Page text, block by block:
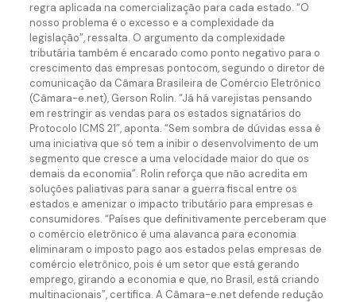
regra aplicada na comercialização para cada estado. “O
nosso problema é o excesso e a complexidade da
legislação”, ressalta. O argumento da complexidade
tributária também é encarado como ponto negativo para o
crescimento das empresas pontocom, segundo o diretor de
comunicação da Câmara Brasileira de Comércio Eletrônico
(Câmara-e.net), Gerson Rolin. “Já há varejistas pensando
em restringir as vendas para os estados signatários do
Protocolo ICMS 21”, aponta. “Sem sombra de dúvidas essa é
uma iniciativa que só tem a inibir o desenvolvimento de um
segmento que cresce a uma velocidade maior do que os
demais da economia”. Rolin reforça que não acredita em
soluções paliativas para sanar a guerra fiscal entre os
estados e amenizar o impacto tributário para empresas e
consumidores. “Países que definitivamente perceberam que
o comércio eletrônico é uma alavanca para economia
eliminaram o imposto pago aos estados pelas empresas de
comércio eletrônico, pois é um setor que está gerando
emprego, girando a economia e que, no Brasil, está criando
multinacionais”, certifica. A Câmara-e.net defende redução